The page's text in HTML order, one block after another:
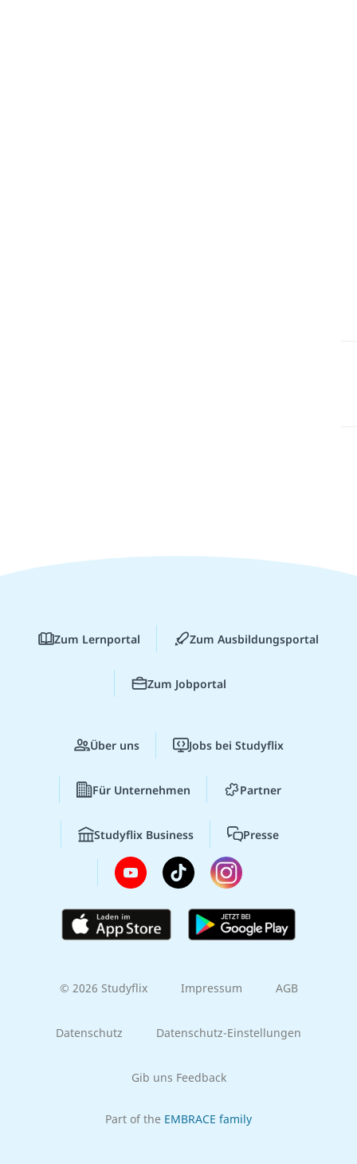
Zum Lernportal Zum Ausbildungsportal
Zum Jobportal
Über uns Jobs bei Studyflix
Für Unternehmen Partner
Studyflix Business Presse
© 2026 Studyflix Impressum AGB
Datenschutz Datenschutz-Einstellungen
Gib uns Feedback
Part of the EMBRACE family